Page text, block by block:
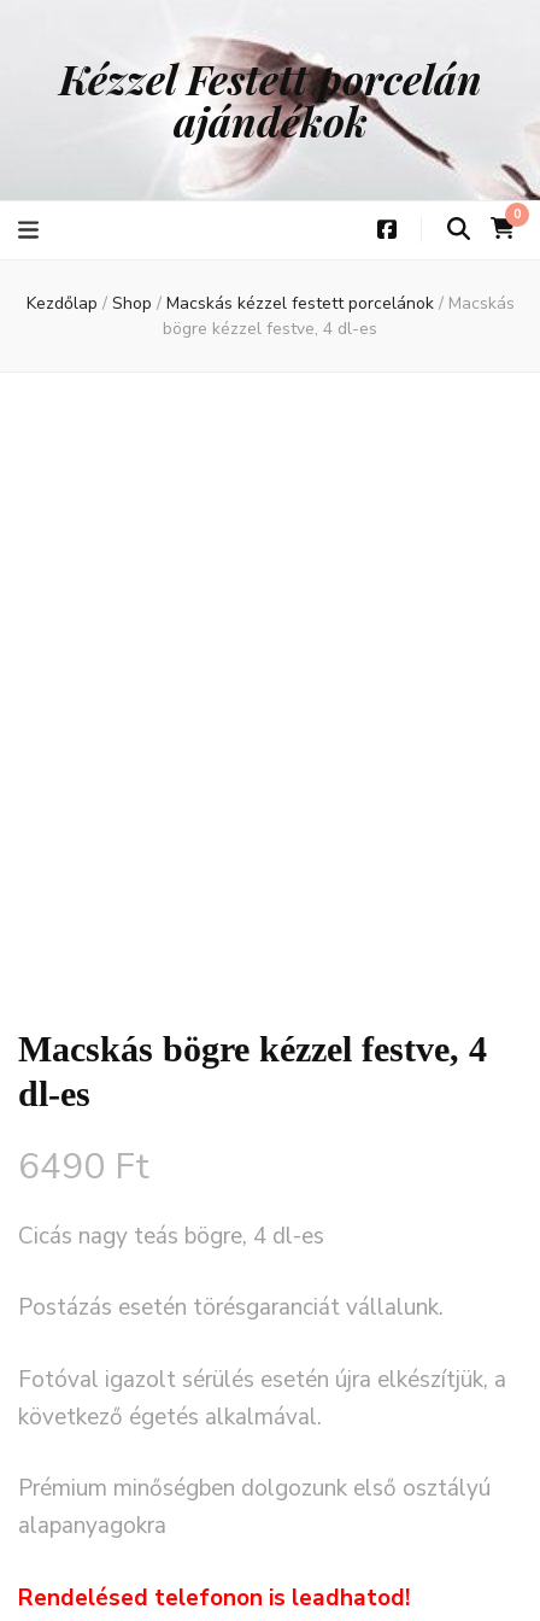
Kézzel Festett porcelán
ajándékok
0
Kezdőlap / Shop / Macskás kézzel festett porcelánok / Macskás
bögre kézzel festve, 4 dl-es
Macskás bögre kézzel festve, 4
dl-es
6490 Ft
Cicás nagy teás bögre, 4 dl-es
Postázás esetén törésgaranciát vállalunk.
Fotóval igazolt sérülés esetén újra elkészítjük, a
következő égetés alkalmával.
Prémium minőségben dolgozunk első osztályú
alapanyagokra
Rendelésed telefonon is leadhatod!